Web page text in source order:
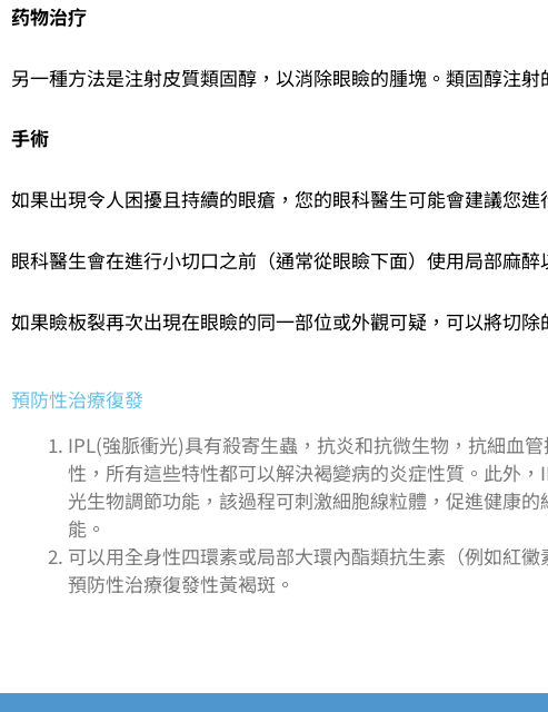
药物治疗
另一種方法是注射皮質類固醇，以消除眼瞼的腫塊。類固醇注
手術
如果出現令人困擾且持續的眼瘡，您的眼科醫生可能會建議您
眼科醫生會在進行小切口之前（通常從眼瞼下面）使用局部麻
如果瞼板裂再次出現在眼瞼的同一部位或外觀可疑，可以將切
預防性治療復發
IPL(強脈衝光)具有殺寄生蟲，抗炎和抗微生物，抗細血
性，所有這些特性都可以解決褐變病的炎症性質。此外，
光生物調節功能，該過程可刺激細胞線粒體，促進健康的
能。
可以用全身性四環素或局部大環內酯類抗生素（例如紅黴
預防性治療復發性黃褐斑。